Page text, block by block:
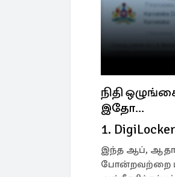
நிதி
இதோ...
1. DigiLocker
இந்த ஆப்,
போன்றவற்றை